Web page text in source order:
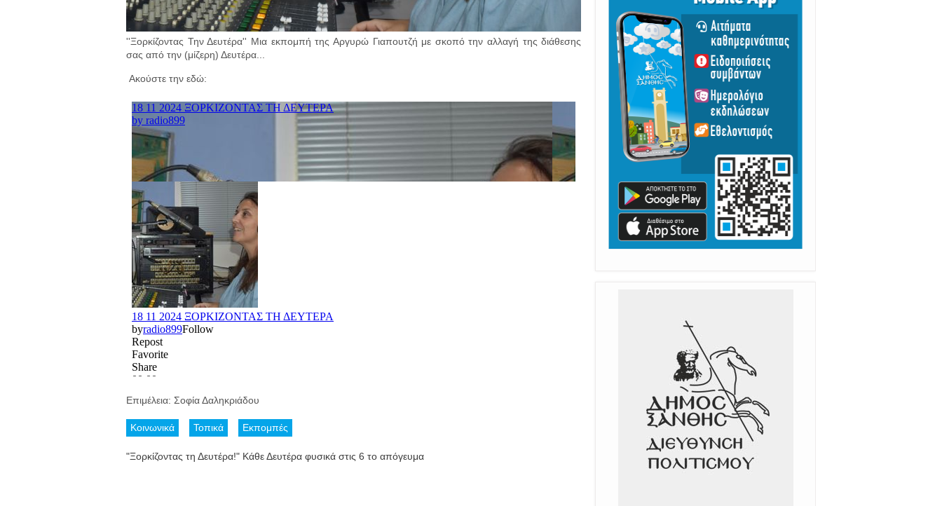
''Ξορκίζοντας Την Δευτέρα'' Μια εκπομπή της Αργυρώ Γιαπουτζή με σκοπό την αλλαγή της διάθεσης
σας από την (μίζερη) Δευτέρα...
Ακούστε την εδώ:
Επιμέλεια: Σοφία Δαληκριάδου
Κοινωνικά Τοπικά Εκπομπές
"Ξορκίζοντας τη Δευτέρα!" Κάθε Δευτέρα φυσικά στις 6 το απόγευμα